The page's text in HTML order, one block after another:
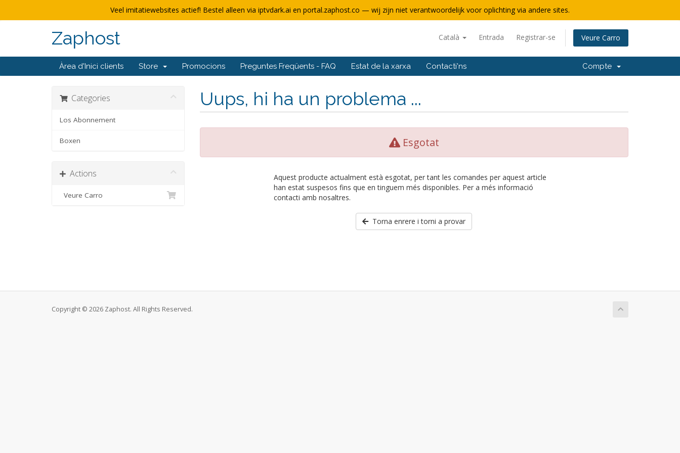
Veel imitatiewebsites actief! Bestel alleen via iptvdark.ai en portal.zaphost.co — wij zijn niet verantwoordelijk voor oplichting via andere sites.
Català Entrada Registrar-se Veure Carro
Zaphost
Àrea d'Inici clients Store Promocions Preguntes Freqüents - FAQ Estat de la xarxa Contacti'ns Compte
Categories
Los Abonnement
Boxen
Actions
Veure Carro
Uups, hi ha un problema ...
Esgotat
Aquest producte actualment està esgotat, per tant les comandes per aquest article
han estat suspesos fins que en tinguem més disponibles. Per a més informació
contacti amb nosaltres.
Torna enrere i torni a provar
Copyright © 2026 Zaphost. All Rights Reserved.